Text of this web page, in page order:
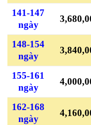
141-147
ngày
148-154
ngày
155-161
ngày
162-168
ngày